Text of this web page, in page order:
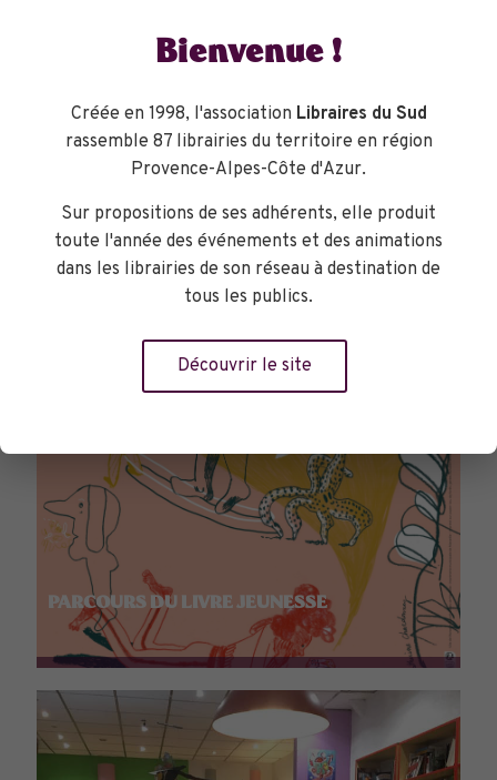
TOURNÉES GÉNÉRALES
PARCOURS DU LIVRE JEUNESSE
Bienvenue !
Créée en 1998, l'association Libraires du Sud
rassemble 87 librairies du territoire en région
Provence-Alpes-Côte d'Azur.
Sur propositions de ses adhérents, elle produit
toute l'année des événements et des animations
dans les librairies de son réseau à destination de
tous les publics.
Découvrir le site